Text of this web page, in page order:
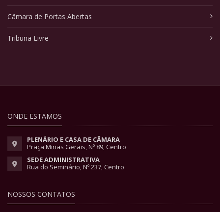
Câmara de Portas Abertas
Tribuna Livre
ONDE ESTAMOS
PLENÁRIO E CASA DE CÂMARA
Praça Minas Gerais, Nº 89, Centro
SEDE ADMINISTRATIVA
Rua do Seminário, Nº 237, Centro
NOSSOS CONTATOS